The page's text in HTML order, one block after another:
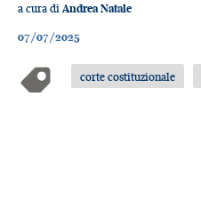
a cura di Andrea Natale
07/07/2025
corte costituzionale